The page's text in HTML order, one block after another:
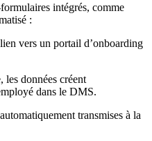
intégrés, comme
:
vers un portail d’onboarding
données créent
dans le DMS.
transmises à la